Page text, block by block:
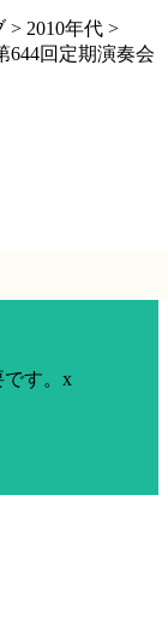
> 2010年代 >
644回定期演奏会
す。 x